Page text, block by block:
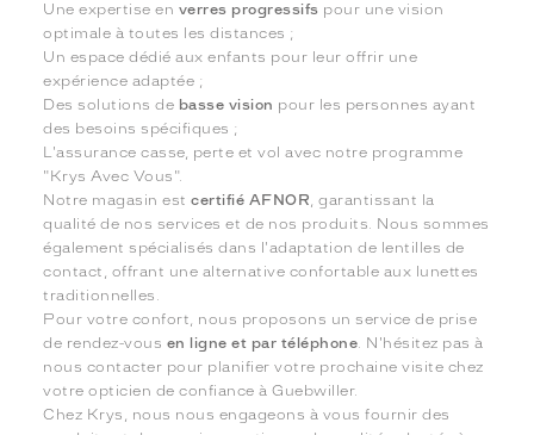
Une expertise en verres progressifs pour une vision
optimale à toutes les distances ;
Un espace dédié aux enfants pour leur offrir une
expérience adaptée ;
Des solutions de basse vision pour les personnes ayant
des besoins spécifiques ;
L'assurance casse, perte et vol avec notre programme
"Krys Avec Vous".
Notre magasin estcertifié AFNOR, garantissant la
qualité de nos services et de nos produits. Nous sommes
également spécialisés dans l'adaptation de lentilles de
contact, offrant une alternative confortable aux lunettes
traditionnelles.
Pour votre confort, nous proposons un service de prise
de rendez-vous en ligne et par téléphone. N'hésitez pas à
nous contacter pour planifier votre prochaine visite chez
votre opticien de confiance à Guebwiller.
Chez Krys, nous nous engageons à vous fournir des